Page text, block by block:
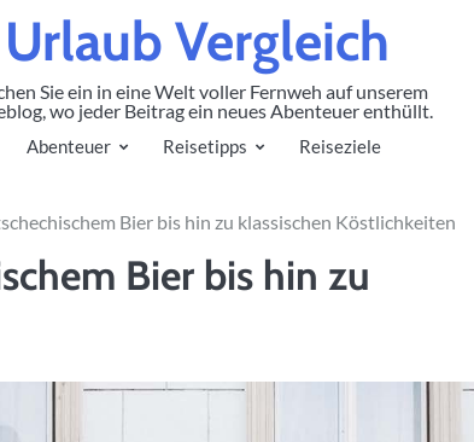
Urlaub Vergleich
Sie ein in eine Welt voller Fernweh auf unserem
wo jeder Beitrag ein neues Abenteuer enthüllt.
Abenteuer Reisetipps Reiseziele
Bier bis hin zu klassischen Köstlichkeiten
Bier bis hin zu